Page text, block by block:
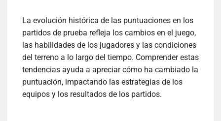
La evolución histórica de las puntuaciones en los
partidos de prueba refleja los cambios en el juego,
las habilidades de los jugadores y las condiciones
del terreno a lo largo del tiempo. Comprender estas
tendencias ayuda a apreciar cómo ha cambiado la
puntuación, impactando las estrategias de los
equipos y los resultados de los partidos.